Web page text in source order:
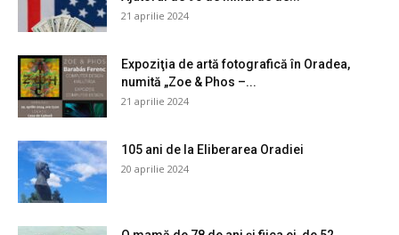
21 aprilie 2024
Expoziţia de artă fotografică în Oradea,
numită „Zoe & Phos –...
21 aprilie 2024
105 ani de la Eliberarea Oradiei
20 aprilie 2024